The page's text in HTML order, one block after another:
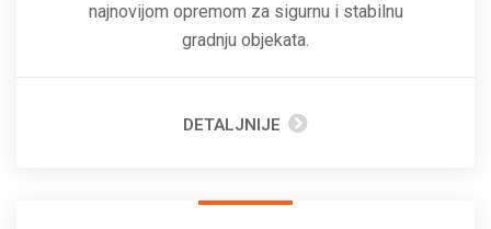
najnovijom opremom za sigurnu i stabilnu
gradnju objekata.
DETALJNIJE